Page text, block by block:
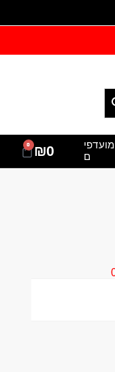
מועדפי
ם
₪0
0